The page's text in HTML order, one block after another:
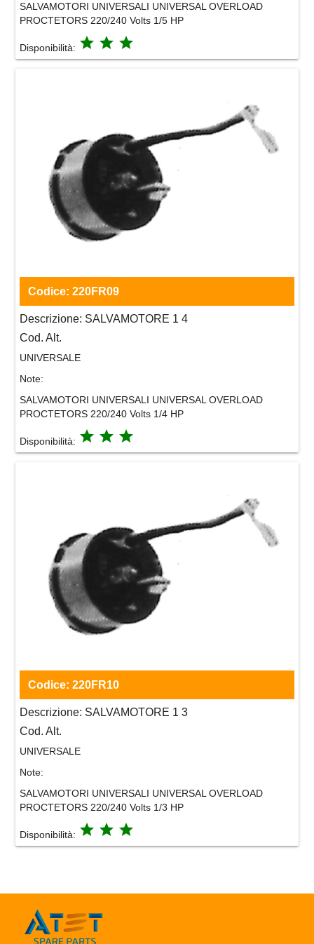
SALVAMOTORI UNIVERSALI UNIVERSAL OVERLOAD
PROCTETORS 220/240 Volts 1/5 HP
Disponibilità: grade grade grade
Codice: 220FR09
Descrizione: SALVAMOTORE 1 4
Cod. Alt.
UNIVERSALE
Note:
SALVAMOTORI UNIVERSALI UNIVERSAL OVERLOAD
PROCTETORS 220/240 Volts 1/4 HP
Disponibilità: grade grade grade
Codice: 220FR10
Descrizione: SALVAMOTORE 1 3
Cod. Alt.
UNIVERSALE
Note:
SALVAMOTORI UNIVERSALI UNIVERSAL OVERLOAD
PROCTETORS 220/240 Volts 1/3 HP
Disponibilità: grade grade grade